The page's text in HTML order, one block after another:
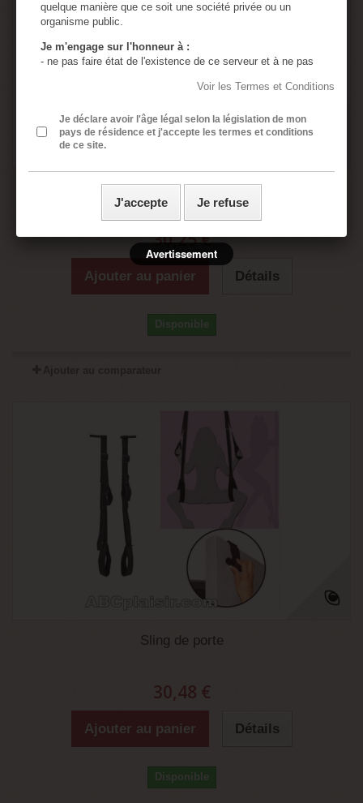
Ballon dildo gode
30,25 €
Ajouter au panier Détails
Disponible
Sling de porte
30,48 €
Ajouter au panier Détails
Disponible
quelque manière que ce soit une société privée ou un
organisme public.
Je m'engage sur l'honneur à :
- ne pas faire état de l'existence de ce serveur et à ne pas
- utiliser tous les moyens permettant d'empêcher l'accès de
- assumer ma responsabilité, si un mineur accède à ce
serveur à cause de négligences de ma part : absence de
protection de l'ordinateur personnel, absence de logiciel de
- j’ai lu, compris et accepte sans réserve les conditions
générales rédigées en français même si j’ai usage d’un
traducteur automatique ou non pour accéder à ce site
Toutes les images contenues dans ce site sont en
Voir les Termes et Conditions
Je déclare avoir l'âge légal selon la législation de mon
pays de résidence et j'accepte les termes et conditions
de ce site.
J'accepte Je refuse
Avertissement